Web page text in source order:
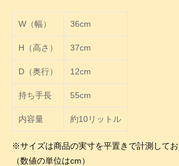
W（幅） 36cm
H（高さ） 37cm
D（奥行） 12cm
持ち手長 55cm
内容量 約10リットル
※サイズは商品の実寸を平置きで計測してお
（数値の単位はcm）